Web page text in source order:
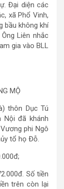
Đại diện các
xã Phổ Vinh,
bầu không khí
Liên nhắc
gia vào BLL
MỘ
thôn Dục Tú
Nội đã khánh
phi Ngô
tổ họ Đỗ.
Số tiền
trên còn lại